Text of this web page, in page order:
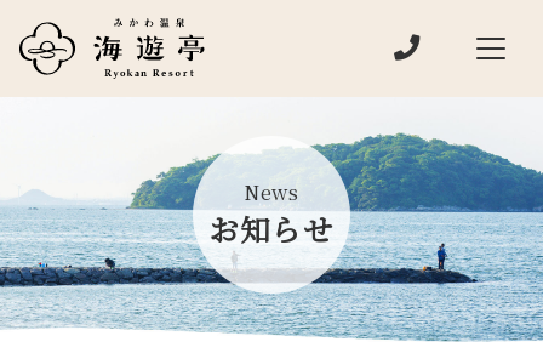
メインナビゲーション 電話でお問い
News
お知らせ